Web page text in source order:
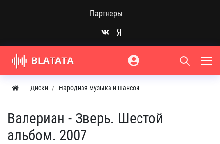
Партнеры
Диски Народная музыка и шансон
Валериан - Зверь. Шестой
альбом. 2007